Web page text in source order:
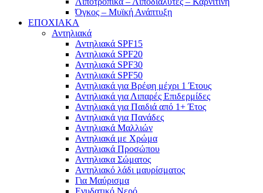
Όγκος – Μυϊκή Ανάπτυξη
ΕΠΟΧΙΑΚΑ
Αντηλιακά
Αντηλιακά SPF15
Αντηλιακά SPF20
Αντηλιακά SPF30
Αντηλιακά SPF50
Αντηλιακά για Βρέφη μέχρι 1 Έτους
Αντηλιακά για Λιπαρές Επιδερμίδες
Αντηλιακά για Παιδιά από 1+ Έτος
Αντηλιακά για Πανάδες
Αντηλιακά Μαλλιών
Αντηλιακά με Χρώμα
Αντηλιακά Προσώπου
Αντηλιακα Σώματος
Αντηλιακό λάδι μαυρίσματος
Για Μαύρισμα